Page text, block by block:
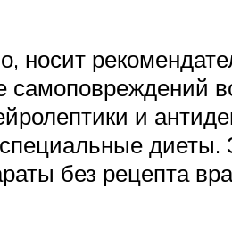
носит
самоповреждений
и
без рецепта